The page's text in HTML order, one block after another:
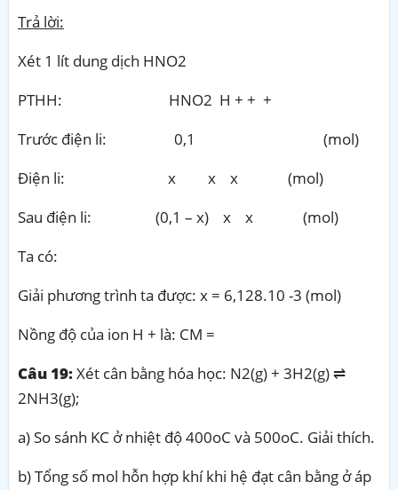
Trả lời:
Xét 1 lít dung dịch HNO2
PTHH: HNO2 H + + +
Trước điện li: 0,1 (mol)
Điện li: x x x (mol)
Sau điện li: (0,1 – x) x x (mol)
Ta có:
Giải phương trình ta được: x = 6,128.10 -3 (mol)
Nồng độ của ion H + là: CM =
Câu 19:Xét cân bằng hóa học: N2(g) + 3H2(g) ⇌
2NH3(g);
a) So sánh KC ở nhiệt độ 400oC và 500oC. Giải thích.
b) Tổng số mol hỗn hợp khí khi hệ đạt cân bằng ở áp